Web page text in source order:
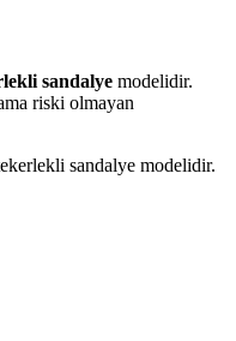
sandalye modelidir.
riski olmayan
sandalye modelidir.